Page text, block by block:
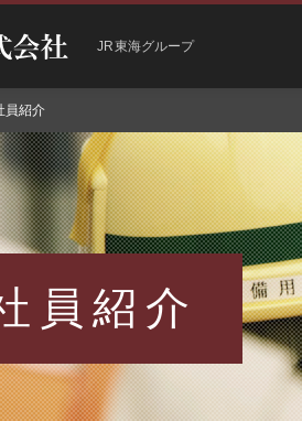
JR東海グループ
員紹介
員紹介